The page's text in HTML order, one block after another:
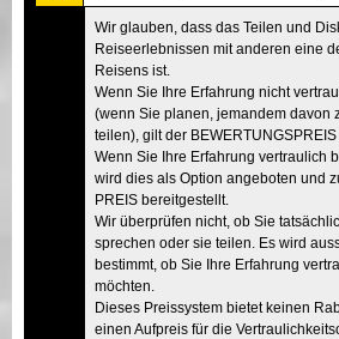
Wir glauben, dass das Teilen und
Reiseerlebnissen mit anderen eine
Reisens ist.
Wenn Sie Ihre Erfahrung nicht
(wenn Sie planen, jemandem davon
teilen), gilt der
Wenn Sie Ihre Erfahrung vertraulich
wird dies als Option angeboten und
PREIS bereitgestellt.
Wir überprüfen nicht, ob Sie
sprechen oder sie teilen. Es wird
bestimmt, ob Sie Ihre Erfahrung
möchten.
Dieses Preissystem bietet keinen
einen Aufpreis für die